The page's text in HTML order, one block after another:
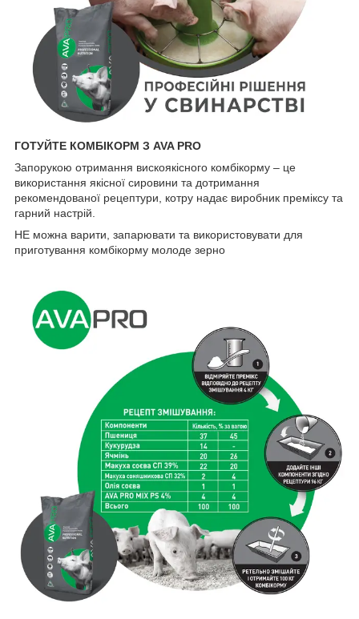
ГОТУЙТЕ КОМБІКОРМ З AVA PRO
Запорукою отримання вискоякісного комбікорму – це
використання якісної сировини та дотримання
рекомендованої рецептури, котру надає виробник преміксу та
гарний настрій.
НЕ можна варити, запарювати та використовувати для
приготування комбікорму молоде зерно